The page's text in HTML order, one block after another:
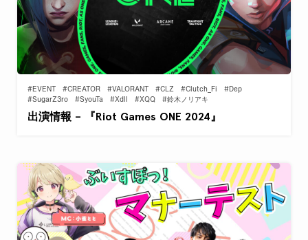
#EVENT #CREATOR #VALORANT #CLZ #Clutch_Fi
#Dep
#SugarZ3ro
#SyouTa #Xdll #XQQ #鈴木ノリアキ
出演情報 – 『Riot Games ONE 2024』